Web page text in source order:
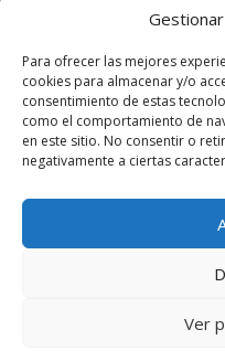
Para ofrecer las mejores
cookies para almacenar y/o
consentimiento de estas
como el comportamiento de
en este sitio. No consentir o
negativamente a ciertas
Ver
L-J:


L-
